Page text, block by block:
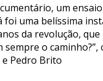
um
foi uma belíssima
da revolução,
o
e Pedro Brito